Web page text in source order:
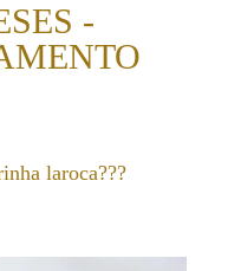
-
laroca???